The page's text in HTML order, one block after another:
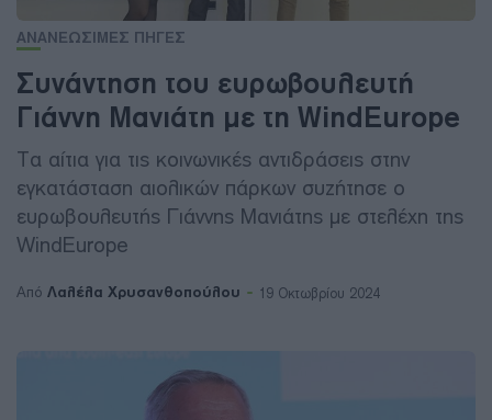
ΑΝΑΝΕΩΣΙΜΕΣ ΠΗΓΕΣ
Συνάντηση του ευρωβουλευτή
Γιάννη Μανιάτη με τη WindEurope
Τα αίτια για τις κοινωνικές αντιδράσεις στην
εγκατάσταση αιολικών πάρκων συζήτησε ο
ευρωβουλευτής Γιάννης Μανιάτης με στελέχη της
WindEurope
Από Λαλέλα Χρυσανθοπούλου 19 Οκτωβρίου 2024